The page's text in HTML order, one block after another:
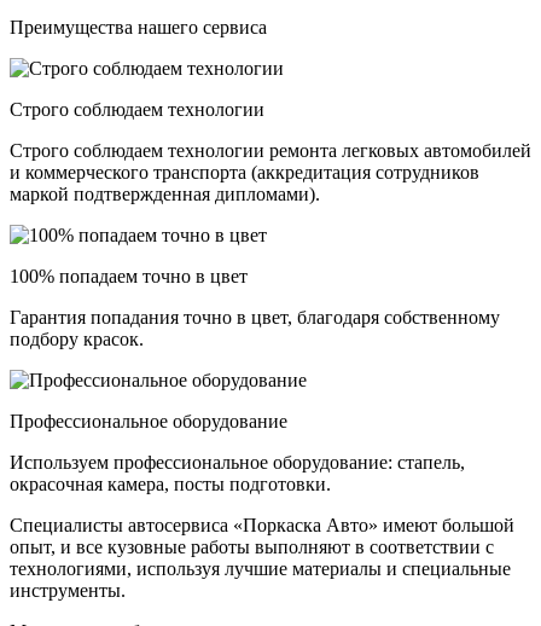
Преимущества нашего сервиса
Строго соблюдаем технологии
Строго соблюдаем технологии ремонта легковых автомобилей
и коммерческого транспорта (аккредитация сотрудников
маркой подтвержденная дипломами).
100% попадаем точно в цвет
Гарантия попадания точно в цвет, благодаря собственному
подбору красок.
Профессиональное оборудование
Используем профессиональное оборудование: стапель,
окрасочная камера, посты подготовки.
Специалисты автосервиса «Поркаска Авто» имеют большой
опыт, и все кузовные работы выполняют в соответствии с
технологиями, используя лучшие материалы и специальные
инструменты.